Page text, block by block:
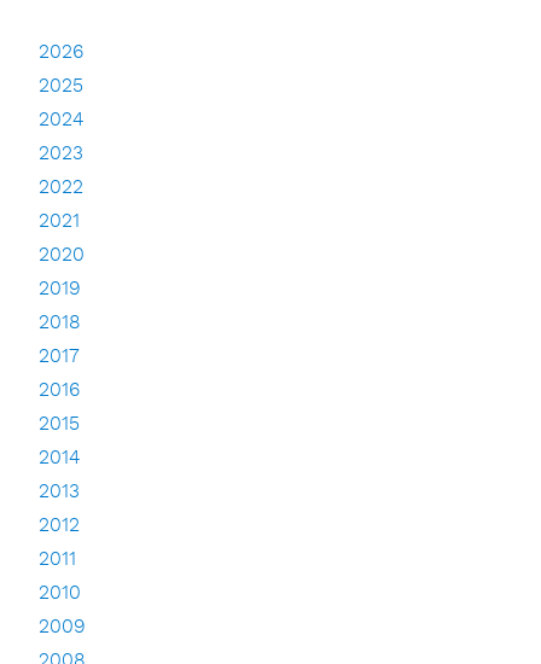
2026
2025
2024
2023
2022
2021
2020
2019
2018
2017
2016
2015
2014
2013
2012
2011
2010
2009